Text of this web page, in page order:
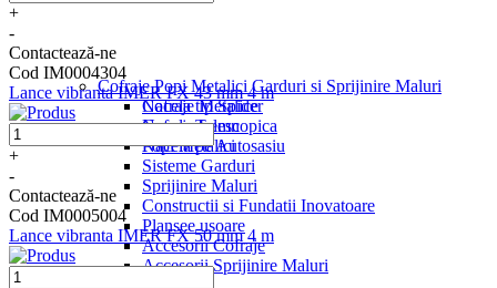
Nacela tip Spider
Nacela Telescopica
Nacela pe Autosasiu
Cofraje Popi Metalici Garduri si Sprijinire Maluri
Cofraje Metalice
Cofraje Lemn
Popi Metalici
Sisteme Garduri
Sprijinire Maluri
Constructii si Fundatii Inovatoare
Plansee usoare
Accesorii Cofraje
Accesorii Sprijinire Maluri
+
-
Contactează-ne
Cod IM0004304
Lance vibranta IMER FX 43 mm 4 m
+
-
Contactează-ne
Cod IM0005004
Lance vibranta IMER FX 50 mm 4 m